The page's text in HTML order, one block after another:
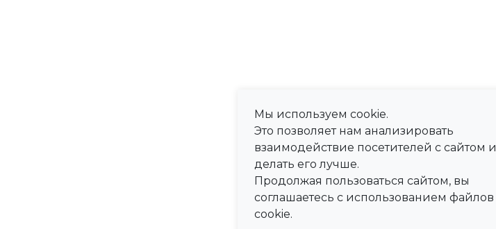
Мы используем cookie.
Это позволяет нам анализировать
взаимодействие посетителей с сайтом и
делать его лучше.
Продолжая пользоваться сайтом, вы
соглашаетесь с использованием файлов
cookie.